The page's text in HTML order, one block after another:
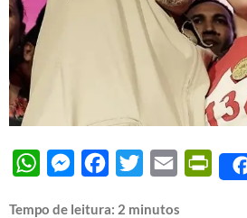
WhatsAppMessengerFacebook
Twitter Email
Tempo de leitura: 2 minutos